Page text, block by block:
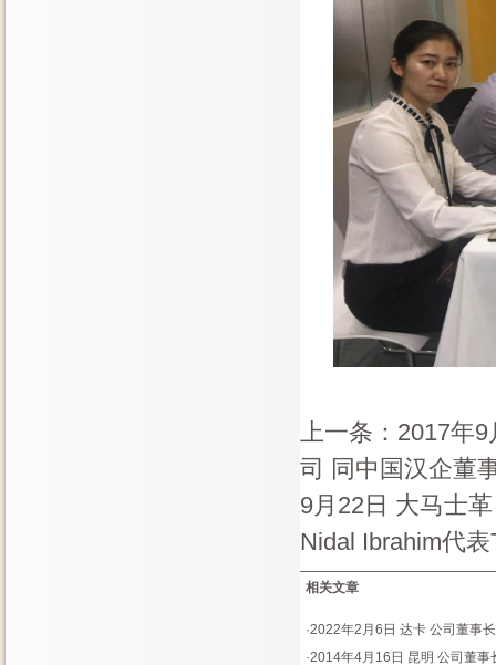
上一条： 2017年
司 同中国汉企董
9月22日 大马士
Nidal Ibrahim代
相关文章
·2022年2月6日 达卡 公司董事
·2014年4月16日 昆明 公司董事